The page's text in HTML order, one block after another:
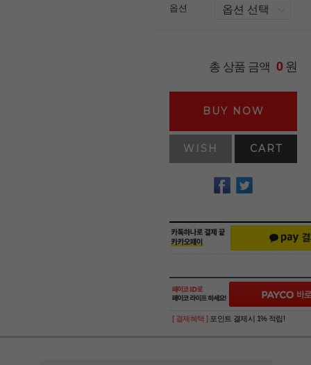
옵션
총 상품 금액 0원
BUY NOW
WISH CART
[ 결제혜택 ] 포인트 결제시 1% 적립!